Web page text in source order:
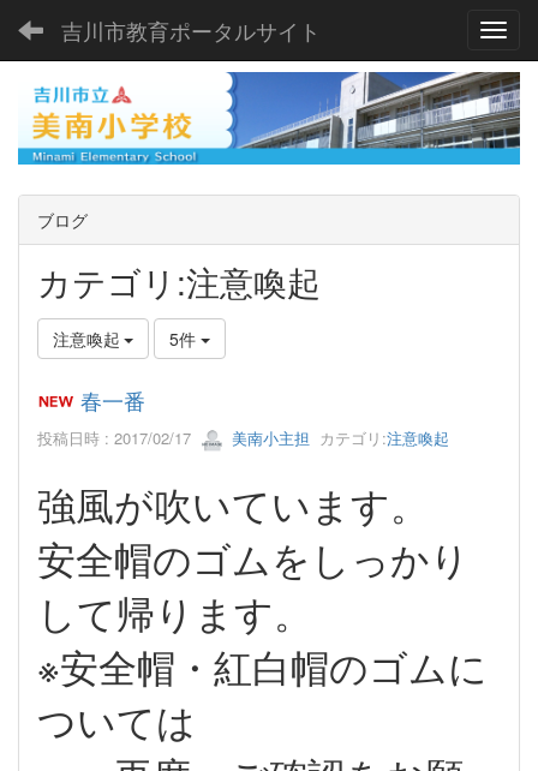
吉川市教育ポータルサイト
ブログ
カテゴリ:注意喚起
注意喚起 5件
春一番
投稿日時 : 2017/02/17 美南小主担 カテゴリ:注意喚起
強風が吹いています。
安全帽のゴムをしっかり
して帰ります。
※安全帽・紅白帽のゴムに
ついては